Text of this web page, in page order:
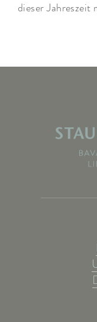
dieser Jahreszeit